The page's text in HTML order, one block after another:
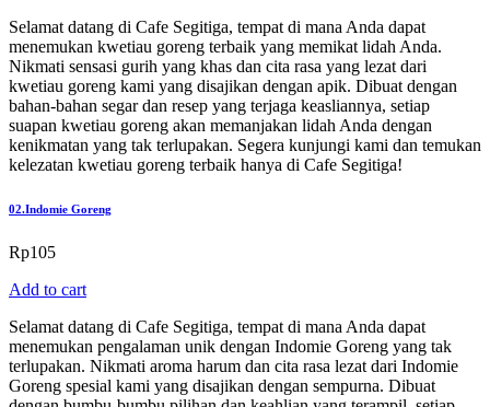
Selamat datang di Cafe Segitiga, tempat di mana Anda dapat
menemukan kwetiau goreng terbaik yang memikat lidah Anda.
Nikmati sensasi gurih yang khas dan cita rasa yang lezat dari
kwetiau goreng kami yang disajikan dengan apik. Dibuat dengan
bahan-bahan segar dan resep yang terjaga keasliannya, setiap
suapan kwetiau goreng akan memanjakan lidah Anda dengan
kenikmatan yang tak terlupakan. Segera kunjungi kami dan temukan
kelezatan kwetiau goreng terbaik hanya di Cafe Segitiga!
02.Indomie Goreng
Rp105
Add to cart
Selamat datang di Cafe Segitiga, tempat di mana Anda dapat
menemukan pengalaman unik dengan Indomie Goreng yang tak
terlupakan. Nikmati aroma harum dan cita rasa lezat dari Indomie
Goreng spesial kami yang disajikan dengan sempurna. Dibuat